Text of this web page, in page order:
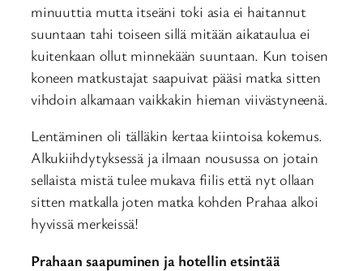
minuuttia mutta itseäni toki asia ei haitannut
suuntaan tahi toiseen sillä mitään aikataulua ei
kuitenkaan ollut minnekään suuntaan. Kun toisen
koneen matkustajat saapuivat pääsi matka sitten
vihdoin alkamaan vaikkakin hieman viivästyneenä.
Lentäminen oli tälläkin kertaa kiintoisa kokemus.
Alkukiihdytyksessä ja ilmaan nousussa on jotain
sellaista mistä tulee mukava fiilis että nyt ollaan
sitten matkalla joten matka kohden Prahaa alkoi
hyvissä merkeissä!
Prahaan saapuminen ja hotellin etsintää